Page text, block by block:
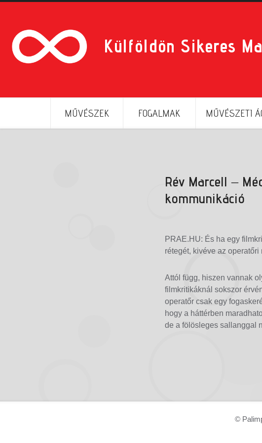
Külföldön Sikeres
MŰVÉSZEK FOGALMAK MŰVÉSZETI
Rév Marcell –
kommunikáció
PRAE.HU: És ha egy
rétegét, kivéve az
Attól függ, hiszen vannak
filmkritikáknál sokszor
operatőr csak egy
hogy a háttérben
de a fölösleges sallanggal
©